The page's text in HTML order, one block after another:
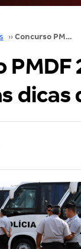
›› Concurso PMDF 2017: 200 dicas gratuitas! Confira as dicas de Processo Penal
dicas